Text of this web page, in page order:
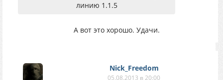
линию 1.1.5
А вот это хорошо. Удачи.
Nick_Freedom
05.08.2013 в 20:00